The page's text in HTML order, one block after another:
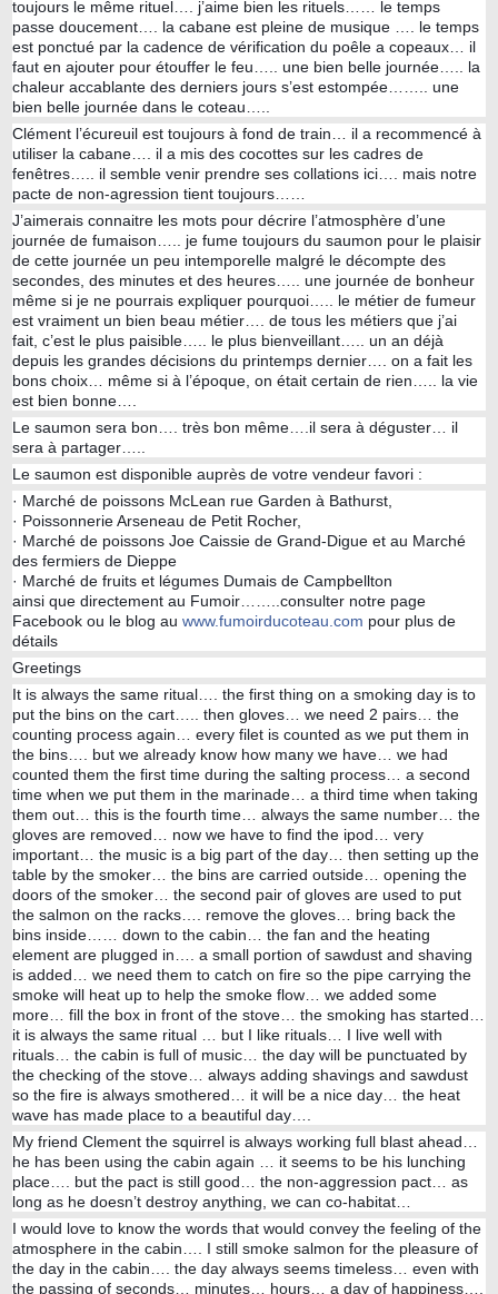
toujours le même rituel…. j’aime bien les rituels…… le temps
passe doucement…. la cabane est pleine de musique …. le temps
est ponctué par la cadence de vérification du poêle a copeaux… il
faut en ajouter pour étouffer le feu….. une bien belle journée….. la
chaleur accablante des derniers jours s’est estompée…….. une
bien belle journée dans le coteau…..
Clément l’écureuil est toujours à fond de train… il a recommencé à
utiliser la cabane…. il a mis des cocottes sur les cadres de
fenêtres….. il semble venir prendre ses collations ici…. mais notre
pacte de non-agression tient toujours……
J’aimerais connaitre les mots pour décrire l’atmosphère d’une
journée de fumaison….. je fume toujours du saumon pour le plaisir
de cette journée un peu intemporelle malgré le décompte des
secondes, des minutes et des heures….. une journée de bonheur
même si je ne pourrais expliquer pourquoi….. le métier de fumeur
est vraiment un bien beau métier…. de tous les métiers que j’ai
fait, c’est le plus paisible….. le plus bienveillant….. un an déjà
depuis les grandes décisions du printemps dernier…. on a fait les
bons choix… même si à l’époque, on était certain de rien….. la vie
est bien bonne….
Le saumon sera bon…. très bon même….il sera à déguster… il
sera à partager…..
Le saumon est disponible auprès de votre vendeur favori :
· Marché de poissons McLean rue Garden à Bathurst,
· Poissonnerie Arseneau de Petit Rocher,
· Marché de poissons Joe Caissie de Grand-Digue et au Marché
des fermiers de Dieppe
· Marché de fruits et légumes Dumais de Campbellton
ainsi que directement au Fumoir……..consulter notre page
Facebook ou le blog au www.fumoirducoteau.com pour plus de
détails
Greetings
It is always the same ritual…. the first thing on a smoking day is to
put the bins on the cart….. then gloves… we need 2 pairs… the
counting process again… every filet is counted as we put them in
the bins…. but we already know how many we have… we had
counted them the first time during the salting process… a second
time when we put them in the marinade… a third time when taking
them out… this is the fourth time… always the same number… the
gloves are removed… now we have to find the ipod… very
important… the music is a big part of the day… then setting up the
table by the smoker… the bins are carried outside… opening the
doors of the smoker… the second pair of gloves are used to put
the salmon on the racks…. remove the gloves… bring back the
bins inside…… down to the cabin… the fan and the heating
element are plugged in…. a small portion of sawdust and shaving
is added… we need them to catch on fire so the pipe carrying the
smoke will heat up to help the smoke flow… we added some
more… fill the box in front of the stove… the smoking has started…
it is always the same ritual … but I like rituals… I live well with
rituals… the cabin is full of music… the day will be punctuated by
the checking of the stove… always adding shavings and sawdust
so the fire is always smothered… it will be a nice day… the heat
wave has made place to a beautiful day….
My friend Clement the squirrel is always working full blast ahead…
he has been using the cabin again … it seems to be his lunching
place…. but the pact is still good… the non-aggression pact… as
long as he doesn’t destroy anything, we can co-habitat…
I would love to know the words that would convey the feeling of the
atmosphere in the cabin…. I still smoke salmon for the pleasure of
the day in the cabin…. the day always seems timeless… even with
the passing of seconds… minutes… hours… a day of happiness….